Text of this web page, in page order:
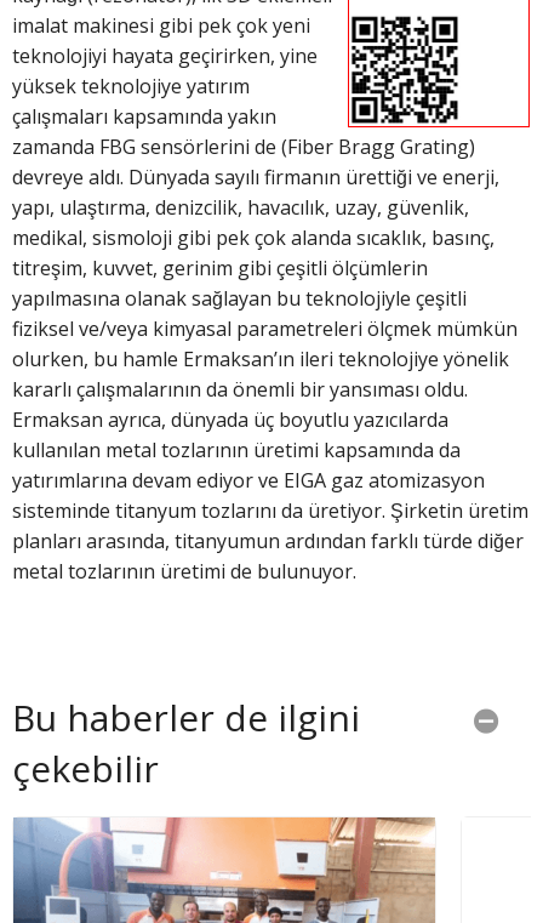
imalat makinesi gibi pek çok yeni
teknolojiyi hayata geçirirken, yine
yüksek teknolojiye yatırım
çalışmaları kapsamında yakın
zamanda FBG sensörlerini de (Fiber Bragg Grating)
devreye aldı. Dünyada sayılı firmanın ürettiği ve enerji,
yapı, ulaştırma, denizcilik, havacılık, uzay, güvenlik,
medikal, sismoloji gibi pek çok alanda sıcaklık, basınç,
titreşim, kuvvet, gerinim gibi çeşitli ölçümlerin
yapılmasına olanak sağlayan bu teknolojiyle çeşitli
fiziksel ve/veya kimyasal parametreleri ölçmek mümkün
olurken, bu hamle Ermaksan’ın ileri teknolojiye yönelik
kararlı çalışmalarının da önemli bir yansıması oldu.
Ermaksan ayrıca, dünyada üç boyutlu yazıcılarda
kullanılan metal tozlarının üretimi kapsamında da
yatırımlarına devam ediyor ve EIGA gaz atomizasyon
sisteminde titanyum tozlarını da üretiyor. Şirketin üretim
planları arasında, titanyumun ardından farklı türde diğer
metal tozlarının üretimi de bulunuyor.
Bu haberler de ilgini
çekebilir